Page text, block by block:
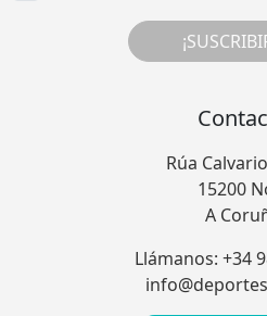
Rúa
15200
A
Llámanos: +34